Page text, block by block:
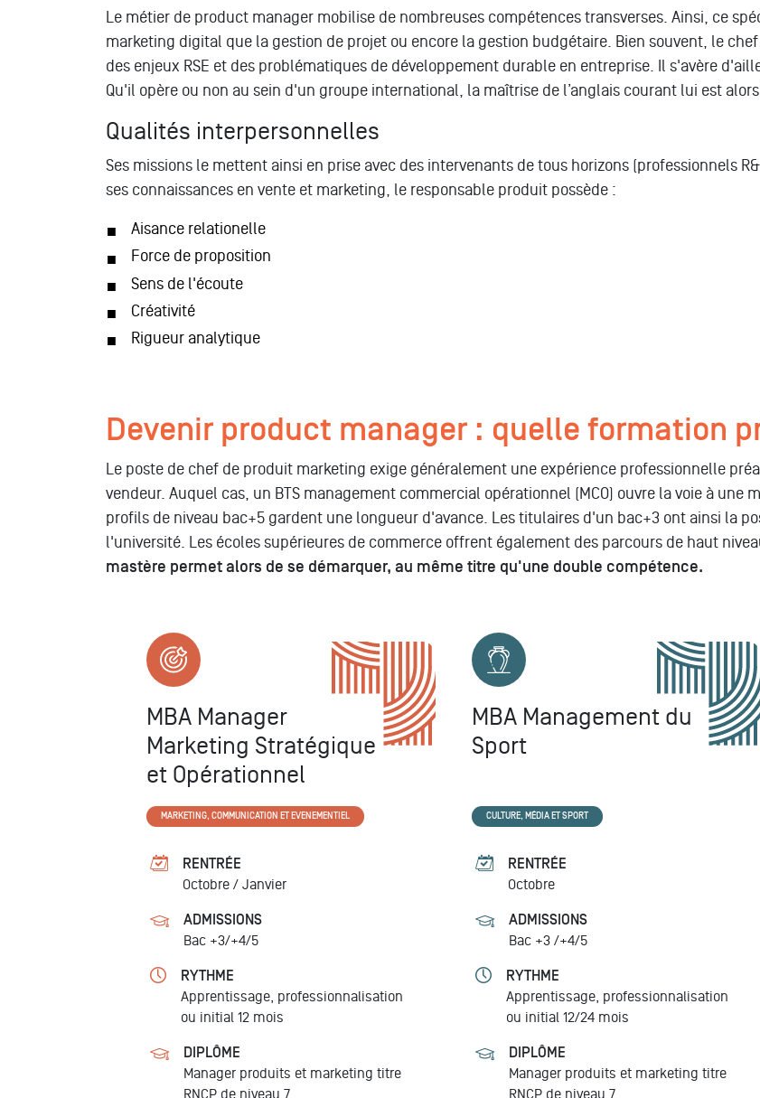
Le métier de product manager mobilise de nombreuses compétences transverses. Ainsi, ce
marketing digital que la gestion de projet ou encore la gestion budgétaire. Bien souvent, le
des enjeux RSE et des problématiques de développement durable en entreprise. Il s'avère
Qu'il opère ou non au sein d'un groupe international, la maîtrise de l’anglais courant lui est
Qualités interpersonnelles
Ses missions le mettent ainsi en prise avec des intervenants de tous horizons (professionnels
ses connaissances en vente et marketing, le responsable produit possède :
Aisance relationelle
Force de proposition
Sens de l'écoute
Créativité
Rigueur analytique
Devenir product manager : quelle formation
Le poste de chef de produit marketing exige généralement une expérience professionnelle
vendeur. Auquel cas, un BTS management commercial opérationnel (MCO) ouvre la voie à une
profils de niveau bac+5 gardent une longueur d'avance. Les titulaires d'un bac+3 ont ainsi la
l'université. Les écoles supérieures de commerce offrent également des parcours de haut
mastère permet alors de se démarquer, au même titre qu'une double compétence.
MBA Manager
Marketing Stratégique
et Opérationnel
MARKETING, COMMUNICATION ET EVENEMENTIEL
RENTRÉE
Octobre / Janvier
ADMISSIONS
Bac +3/+4/5
RYTHME
Apprentissage, professionnalisation
ou initial 12 mois
DIPLÔME
Manager produits et marketing titre
RNCP de niveau 7
MBA Management du
Sport
CULTURE, MÉDIA ET SPORT
RENTRÉE
Octobre
ADMISSIONS
Bac +3 /+4/5
RYTHME
Apprentissage, professionnalisation
ou initial 12/24 mois
DIPLÔME
Manager produits et marketing titre
RNCP de niveau 7